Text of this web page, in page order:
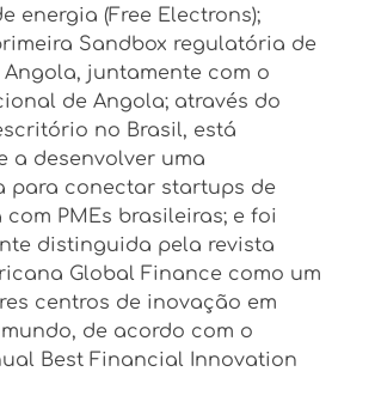
energia (Free Electrons);
Sandbox regulatória de
juntamente com o
de Angola; através do
no Brasil, está
a desenvolver uma
para conectar startups de
PMEs brasileiras; e foi
distinguida pela revista
Global Finance como um
centros de inovação em
de acordo com o
Best Financial Innovation